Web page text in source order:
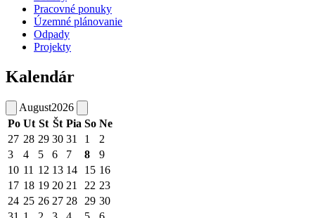
Pracovné ponuky
Územné plánovanie
Odpady
Projekty
Kalendár
August2026
Po Ut St Št Pia So Ne
27 28 29 30 31 1
2
3
4 5 6 7 8
9
10 11 12 13 14 15 16
17 18 19 20 21 22 23
24 25 26 27 28 29 30